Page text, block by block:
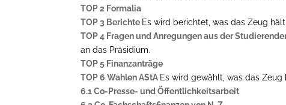
TOP 2 Formalia
TOP 3 Berichte Es wird berichtet, was das Zeug
TOP 4 Fragen und Anregungen aus der
an das Präsidium.
TOP 5 Finanzanträge
TOP 6 Wahlen AStA Es wird gewählt, was das
6.1 Co-Presse- und Öffentlichkeitsarbeit